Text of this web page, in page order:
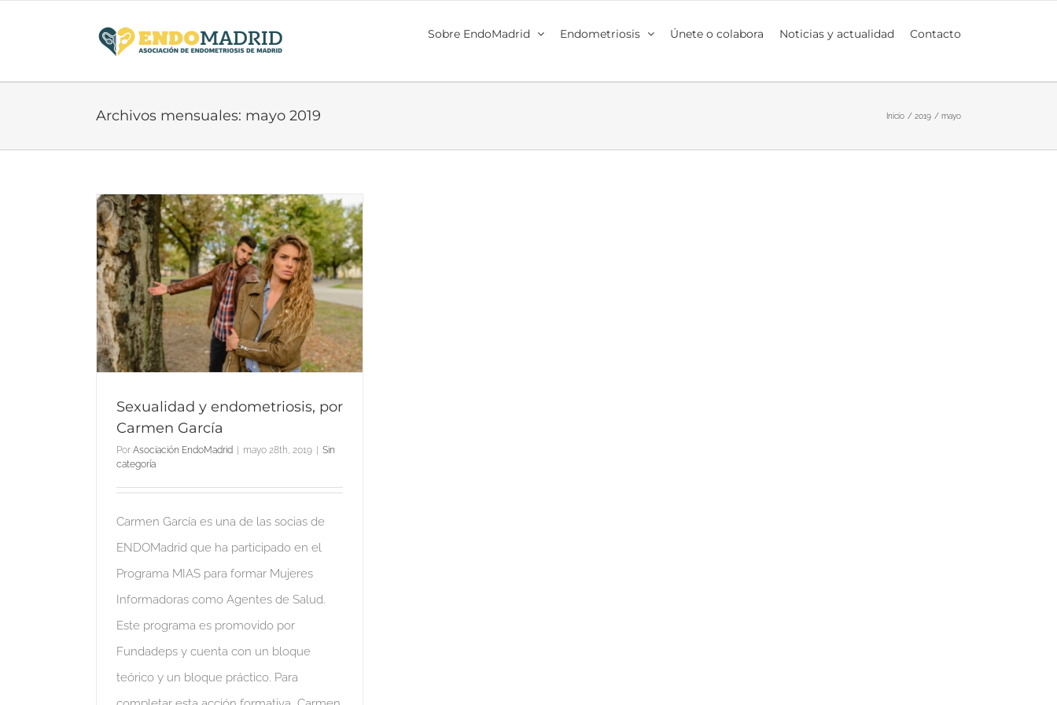
Sobre EndoMadrid Endometriosis Únete o colabora Noticias y actualidad Contacto
Archivos mensuales: mayo 2019 Inicio 2019 mayo
Sexualidad y endometriosis, por
Carmen García
Por Asociación EndoMadrid | mayo 28th, 2019 | Sin
categoría
Carmen García es una de las socias de
ENDOMadrid que ha participado en el
Programa MIAS para formar Mujeres
Informadoras como Agentes de Salud.
Este programa es promovido por
Fundadeps y cuenta con un bloque
teórico y un bloque práctico. Para